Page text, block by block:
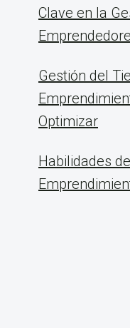
Clave en la
Gestión del
Optimizar
Habilidades